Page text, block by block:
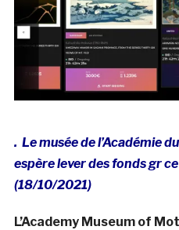
. Le musée de l’Académie
espère lever des fonds gr
(18/10/2021)
L’Academy Museum of